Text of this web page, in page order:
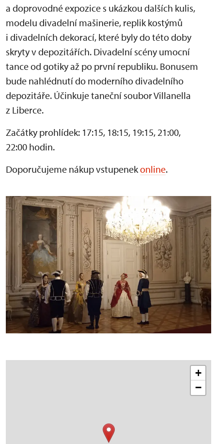
a doprovodné expozice s ukázkou dalších kulis,
modelu divadelní mašinerie, replik kostýmů
i divadelních dekorací, které byly do této doby
skryty v depozitářích. Divadelní scény umocní
tance od gotiky až po první republiku. Bonusem
bude nahlédnutí do moderního divadelního
depozitáře. Účinkuje taneční soubor Villanella
z Liberce.
Začátky prohlídek: 17:15, 18:15, 19:15, 21:00,
22:00 hodin.
Doporučujeme nákup vstupenekonline.
+
−